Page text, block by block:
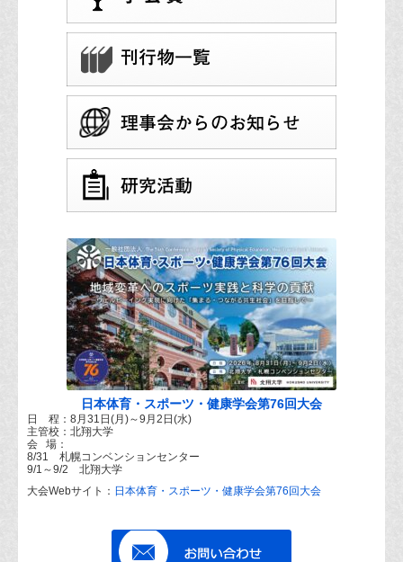
日本体育・スポーツ・健康学会第76回大会
日 程：8月31日(月)～9月2日(水)
主管校：北翔大学
会 場：
8/31 札幌コンベンションセンター
9/1～9/2 北翔大学
大会Webサイト： 日本体育・スポーツ・健康学会第76回大会